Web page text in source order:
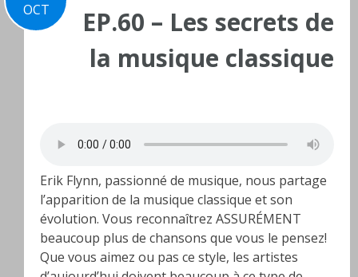
OCT
EP.60 – Les secrets de
la musique classique
Erik Flynn, passionné de musique, nous partage
l’apparition de la musique classique et son
évolution. Vous reconnaîtrez ASSURÉMENT
beaucoup plus de chansons que vous le pensez!
Que vous aimez ou pas ce style, les artistes